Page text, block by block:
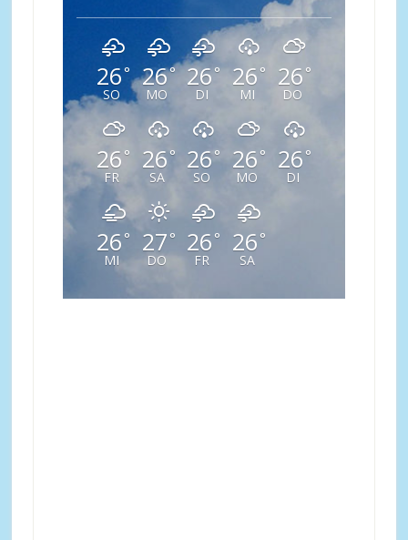
26°
SO
26°
MO
26°
DI
26 °
MI
26 °
DO
26 °
FR
26°
SA
26°
SO
26 °
MO
26 °
DI
26°
MI
27 °
DO
26 °
FR
26 °
SA